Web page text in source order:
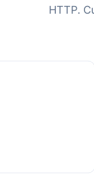
HTTP.